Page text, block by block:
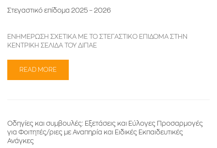
Στεγαστικό επίδομα 2025 – 2026
ΕΝΗΜΕΡΩΣΗ ΣΧΕΤΙΚΑ ΜΕ ΤΟ ΣΤΕΓΑΣΤΙΚΟ ΕΠΙΔΟΜΑ ΣΤΗΝ
ΚΕΝΤΡΙΚΗ ΣΕΛΙΔΑ ΤΟΥ ΔΙΠΑΕ
READ MORE
Οδηγίες και συμβουλές: Εξετάσεις και Εύλογες Προσαρμογές
για Φοιτητές/ριες με Αναπηρία και Ειδικές Εκπαιδευτικές
Ανάγκες